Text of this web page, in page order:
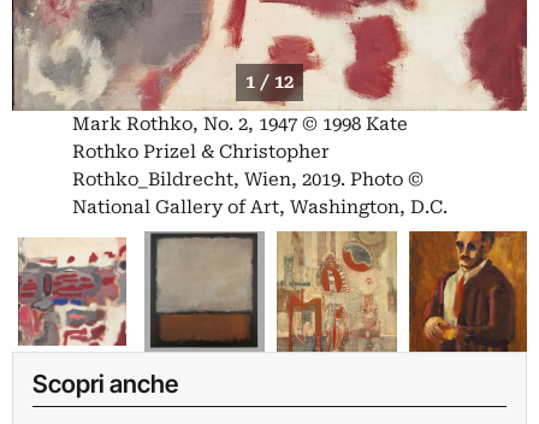
1 / 12
Mark Rothko, No. 2, 1947 © 1998 Kate
Rothko Prizel & Christopher
Rothko_Bildrecht, Wien, 2019. Photo ©
National Gallery of Art, Washington, D.C.
Scopri anche